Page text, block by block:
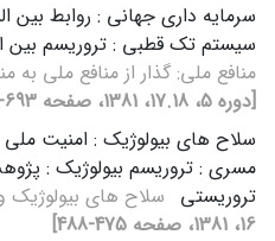
سرمایه‌ داری‌ جهانی‌ : روابط بین
سیستم تک قطبی : تروریسم بین
منافع‌ ملی‌: گذار از منافع‌ ملی‌
[دوره 5، 17.18، 1381، صفحه 693-710]
سلاح های بیولوژیک : امنیت
مسری : تروریسم بیولوژیک :
تروریستی سلاح های‌ بیولوژیک‌
16، 1381، صفحه 475-488]